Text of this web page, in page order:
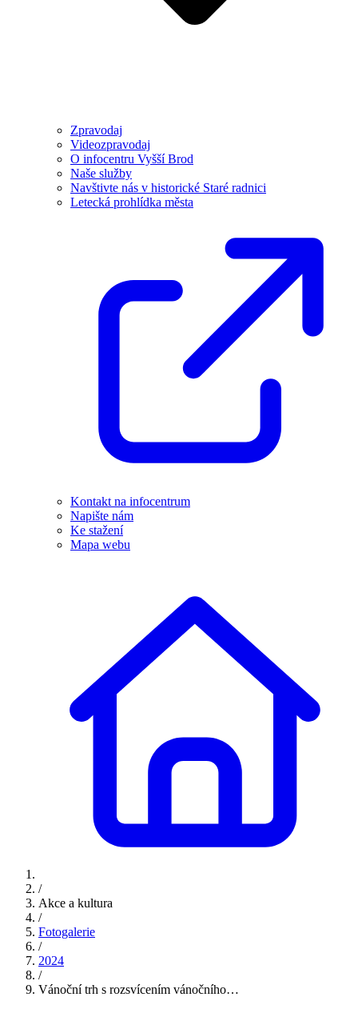
Zpravodaj
Videozpravodaj
O infocentru Vyšší Brod
Naše služby
Navštivte nás v historické Staré radnici
Letecká prohlídka města
Kontakt na infocentrum
Napište nám
Ke stažení
Mapa webu
/
Akce a kultura
/
Fotogalerie
/
2024
/
Vánoční trh s rozsvícením vánočního…